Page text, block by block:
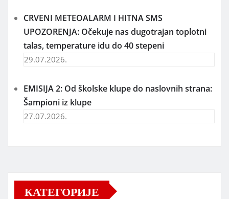
CRVENI METEOALARM I HITNA SMS
UPOZORENJA: Očekuje nas dugotrajan toplotni
talas, temperature idu do 40 stepeni
29.07.2026.
EMISIJA 2: Od školske klupe do naslovnih strana:
Šampioni iz klupe
27.07.2026.
КАТЕГОРИЈЕ